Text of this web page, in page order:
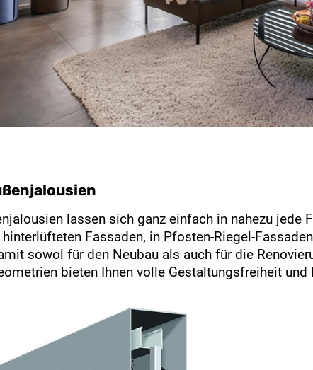
lassen sich ganz einfach in nahezu jede
Fassaden, in Pfosten-Riegel-
sowol für den Neubau als auch für die
bieten Ihnen volle Gestaltungsfreiheit